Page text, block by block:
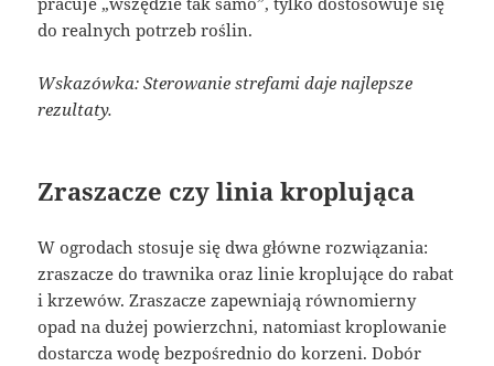
do realnych potrzeb roślin.
Wskazówka: Sterowanie strefami daje najlepsze
rezultaty.
Zraszacze czy linia kroplująca
W ogrodach stosuje się dwa główne rozwiązania:
zraszacze do trawnika oraz linie kroplujące do rabat
i krzewów. Zraszacze zapewniają równomierny
opad na dużej powierzchni, natomiast kroplowanie
dostarcza wodę bezpośrednio do korzeni. Dobór